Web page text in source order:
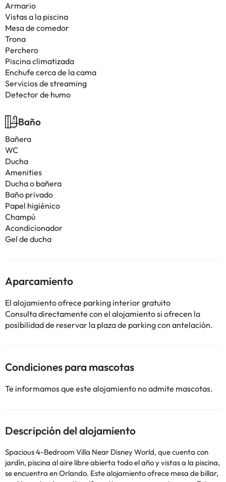
Armario
Vistas a la piscina
Mesa de comedor
Trona
Perchero
Piscina climatizada
Enchufe cerca de la cama
Servicios de streaming
Detector de humo
Baño
Bañera
WC
Ducha
Amenities
Ducha o bañera
Baño privado
Papel higiénico
Champú
Acondicionador
Gel de ducha
Aparcamiento
El alojamiento ofrece parking interior gratuito
Consulta directamente con el alojamiento si ofrecen la
posibilidad de reservar la plaza de parking con antelación.
Condiciones para mascotas
Te informamos que este alojamiento no admite mascotas.
Descripción del alojamiento
Spacious 4-Bedroom Villa Near Disney World, que cuenta con
jardín, piscina al aire libre abierta todo el año y vistas a la piscina,
se encuentra en Orlando. Este alojamiento ofrece mesa de billar,